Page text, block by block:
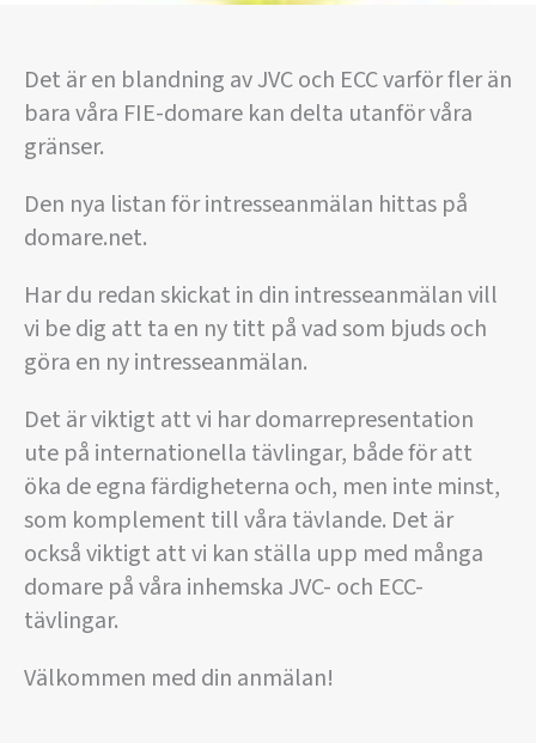
Det är en blandning av JVC och ECC varför fler än
bara våra FIE-domare kan delta utanför våra
gränser.
Den nya listan för intresseanmälan hittas på
domare.net.
Har du redan skickat in din intresseanmälan vill
vi be dig att ta en ny titt på vad som bjuds och
göra en ny intresseanmälan.
Det är viktigt att vi har domarrepresentation
ute på internationella tävlingar, både för att
öka de egna färdigheterna och, men inte minst,
som komplement till våra tävlande. Det är
också viktigt att vi kan ställa upp med många
domare på våra inhemska JVC- och ECC-
tävlingar.
Välkommen med din anmälan!